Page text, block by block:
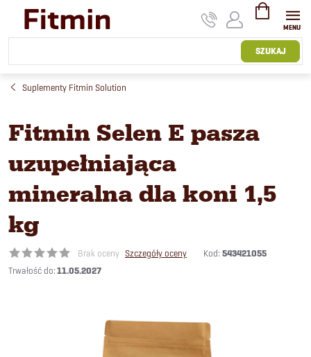
treści
SZUKAJ
KOSZYK
Suplementy Fitmin Solution
Fitmin Selen E pasza
uzupełniająca
mineralna dla koni 1,5
kg
Brak oceny Szczegóły oceny Kod: 543421055
11.05.2027